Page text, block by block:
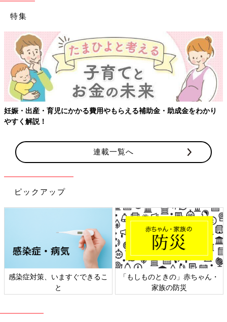
特集
妊娠・出産・育児にかかる費用やもらえる補助金・助成金をわかり
やすく解説！
連載一覧へ
ピックアップ
感染症対策、いますぐできるこ
と
「もしものときの」赤ちゃん・
家族の防災